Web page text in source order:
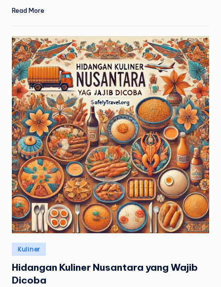
Read More
Posted
in
Kuliner
Hidangan Kuliner Nusantara yang Wajib
Dicoba